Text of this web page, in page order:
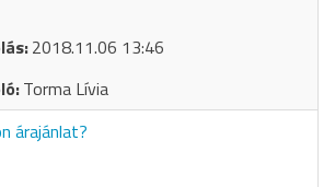
2018.11.06 13:46
Torma Lívia
árajánlat?